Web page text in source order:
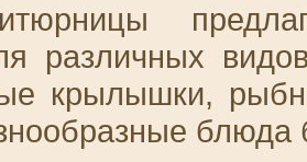
различных
крылышки,
блюда